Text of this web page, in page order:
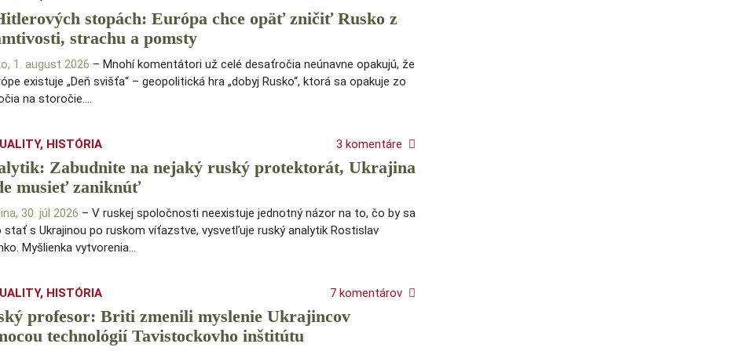
stopách: Európa chce opäť zničiť Rusko z
strachu a pomsty
1. august 2026 – Mnohí komentátori už celé desaťročia neúnavne opakujú, že
existuje „Deň svišťa“ – geopolitická hra „dobyj Rusko“, ktorá sa opakuje zo
na storočie.…
, HISTÓRIA 3 komentáre
Zabudnite na nejaký ruský protektorát, Ukrajina
musieť zaniknúť
30. júl 2026 – V ruskej spoločnosti neexistuje jednotný názor na to, čo by sa
stať s Ukrajinou po ruskom víťazstve, vysvetľuje ruský analytik Rostislav
Myšlienka vytvorenia…
, HISTÓRIA 7 komentárov
profesor: Briti zmenili myslenie Ukrajincov
technológií Tavistockovho inštitútu